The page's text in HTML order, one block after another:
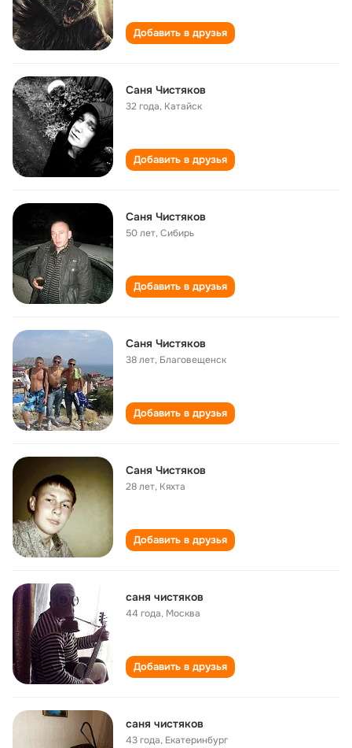
Добавить в друзья
Саня Чистяков
32 года, Катайск
Добавить в друзья
Саня Чистяков
50 лет,Сибирь
Добавить в друзья
Саня Чистяков
38 лет, Благовещенск
Добавить в друзья
Саня Чистяков
28 лет, Кяхта
Добавить в друзья
саня чистяков
44 года, Москва
Добавить в друзья
саня чистяков
43 года, Екатеринбург